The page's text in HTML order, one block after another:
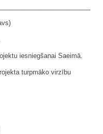
iesniegšanai Saeimā.
turpmāko virzību